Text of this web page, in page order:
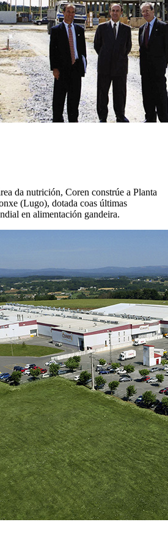
da nutrición, Coren constrúe a Planta
(Lugo), dotada coas últimas
en alimentación gandeira.